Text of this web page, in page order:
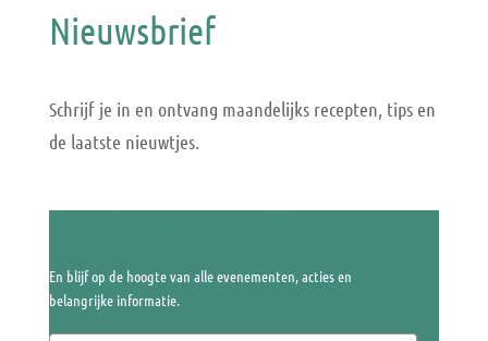
Nieuwsbrief
Schrijf je in en ontvang maandelijks recepten, tips en
de laatste nieuwtjes.
En blijf op de hoogte van alle evenementen, acties en
belangrijke informatie.